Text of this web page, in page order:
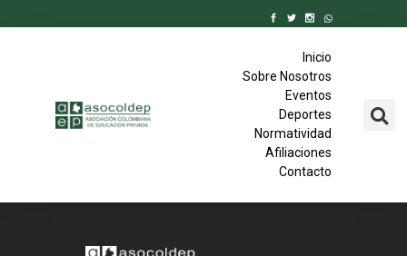
Inicio
Sobre Nosotros
Eventos
Deportes
Normatividad
Afiliaciones
Contacto